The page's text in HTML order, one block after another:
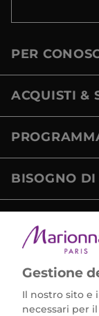
PER
ACQUISTI &
BISOGNO
Gestione
Il nostro sito e
necessari per